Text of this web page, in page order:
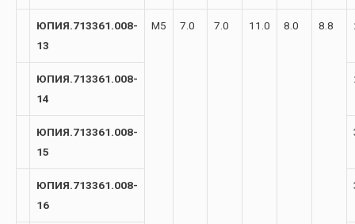
ЮПИЯ.713361.008-
13
М5 7.0 7.0 11.0 8.0 8.8
ЮПИЯ.713361.008-
14
ЮПИЯ.713361.008-
15
ЮПИЯ.713361.008-
16